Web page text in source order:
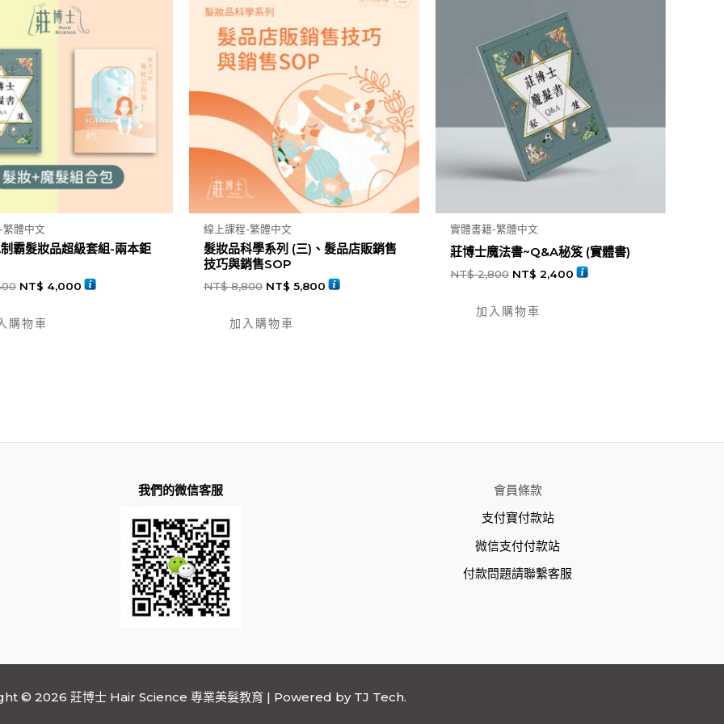
體中文
霸髮妝品超級套組-兩本鉅
NT$ 4,000
購物車
線上課程-繁體中文
髮妝品科學系列 (三)、髮品店販銷售
技巧與銷售SOP
NT$8,800 NT$ 5,800
加入購物車
實體書籍-繁體中文
莊博士魔法書~Q&A秘笈 (實體書)
NT$2,800 NT$ 2,400
加入購物車
我們的微信客服
會員條款
支付寶付款站
微信支付付款站
付款問題請聯繫客服
© 2026 莊博士 Hair Science 專業美髮教育 | Powered by TJ Tech.